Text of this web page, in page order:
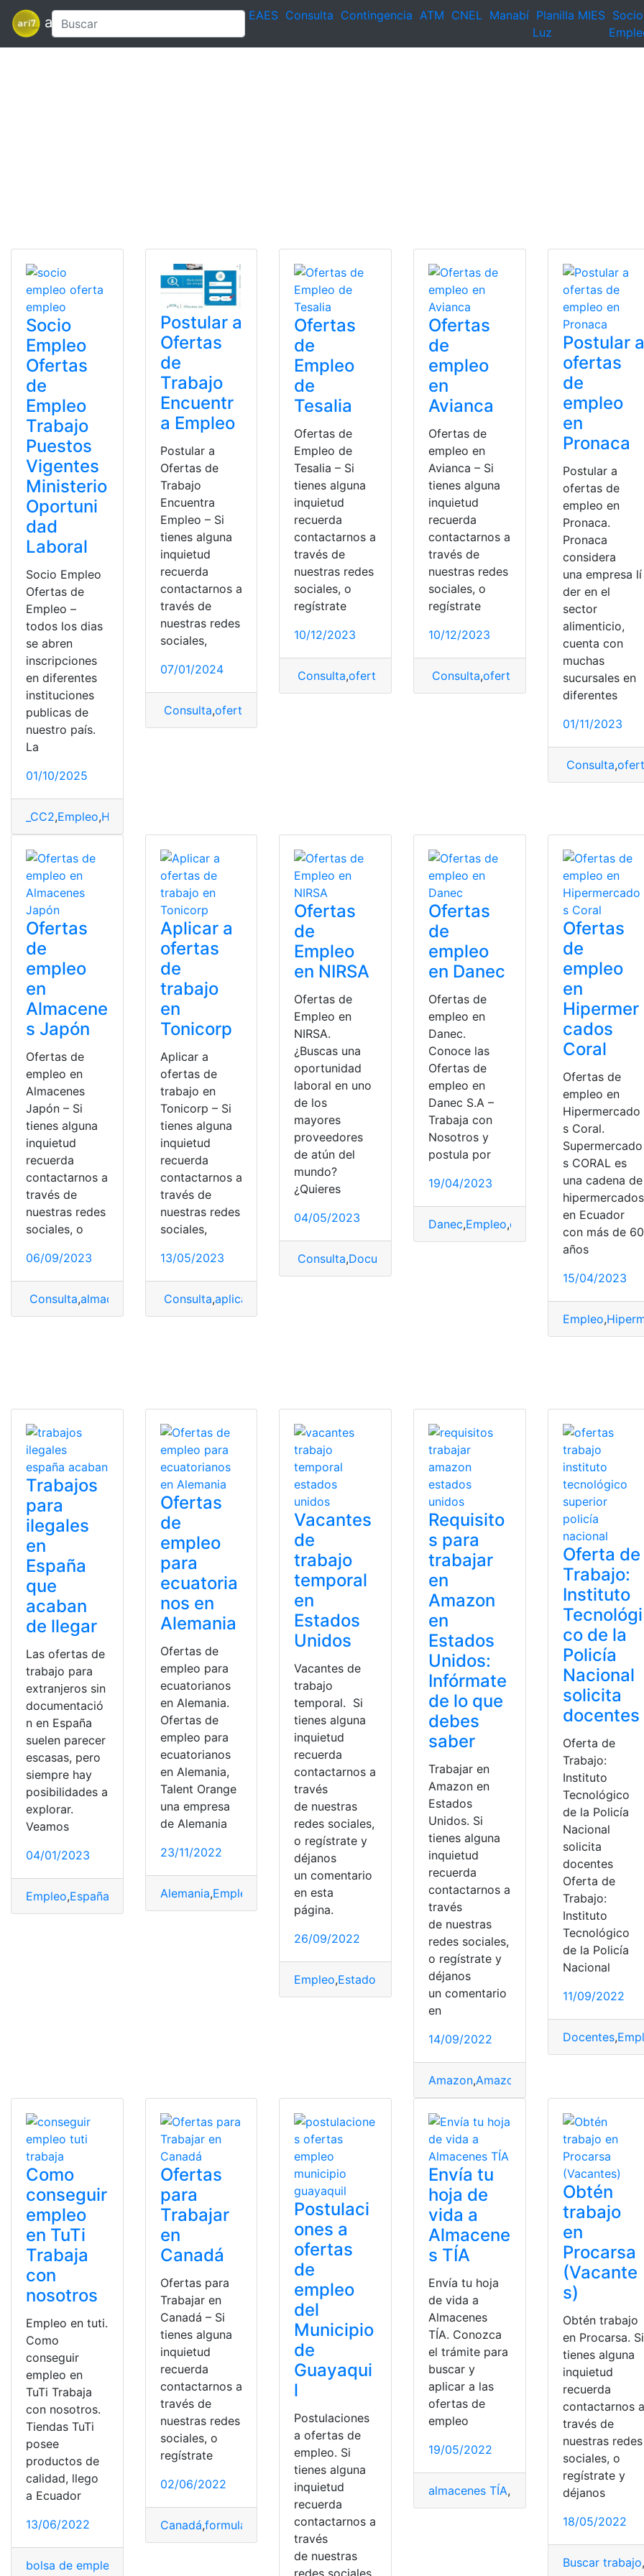
ari7 EAES Consulta Contingencia ATM CNEL Manabí Planilla
Luz
MIES Socio
Socio
Empleo
Ofertas
de
Empleo
Trabajo
Puestos
Vigentes
Ministerio
Oportuni
dad
Laboral
Socio Empleo
Ofertas de
Empleo –
todos los dias
se abren
inscripciones
en diferentes
instituciones
publicas de
nuestro país.
La
01/10/2025
_CC2,Empleo,Herramientas Ecuador
Postular a
Ofertas
de
Trabajo
Encuentr
a Empleo
Postular a
Ofertas de
Trabajo
Encuentra
Empleo – Si
tienes alguna
inquietud
recuerda
contactarnos a
través de
nuestras redes
sociales,
07/01/2024
Consulta,ofertas
Ofertas
de
Empleo
de
Tesalia
Ofertas de
Empleo de
Tesalia – Si
tienes alguna
inquietud
recuerda
contactarnos a
través de
nuestras redes
sociales, o
regístrate
10/12/2023
Consulta,ofertas ofertas de empleo
Ofertas
de
empleo
en
Avianca
Ofertas de
empleo en
Avianca – Si
tienes alguna
inquietud
recuerda
contactarnos a
través de
nuestras redes
sociales, o
regístrate
10/12/2023
Consulta,ofertas ofertas de empleo
Postular a
ofertas
de
empleo
en
Pronaca
Postular a
ofertas de
empleo en
Pronaca.
Pronaca
considera
una empresa lí
der en el
sector
alimenticio,
cuenta con
muchas
sucursales en
diferentes
01/11/2023
Consulta,
Ofertas
de
empleo
en
Almacene
s Japón
Ofertas de
empleo en
Almacenes
Japón – Si
tienes alguna
inquietud
recuerda
contactarnos a
través de
nuestras redes
sociales, o
06/09/2023
Consulta,almacenes ofertas,ofertas de empleo
Aplicar a
ofertas
de
trabajo
en
Tonicorp
Aplicar a
ofertas de
trabajo en
Tonicorp – Si
tienes alguna
inquietud
recuerda
contactarnos a
través de
nuestras redes
sociales,
13/05/2023
Consulta,aplicar ofertas de empleo,
Ofertas
de
Empleo
en NIRSA
Ofertas de
Empleo en
NIRSA.
¿Buscas una
oportunidad
laboral en uno
de los
mayores
proveedores
de atún del
mundo?
¿Quieres
04/05/2023
Consulta,Documentos oferta de empleo
Ofertas
de
empleo
en Danec
Ofertas de
empleo en
Danec.
Conoce las
Ofertas de
empleo en
Danec S.A –
Trabaja con
Nosotros y
postula por
19/04/2023
Danec,Empleo,ofertas ofertas de
Ofertas
de
empleo
en
Hipermer
cados
Coral
Ofertas de
empleo en
Hipermercado
s Coral.
Supermercado
s CORAL es
una cadena de
hipermercados
en Ecuador
con más de 60
años
15/04/2023
Empleo,
Trabajos
para
ilegales
en
España
que
acaban
de llegar
Las ofertas de
trabajo para
extranjeros sin
documentació
n en España
suelen parecer
escasas, pero
siempre hay
posibilidades a
explorar.
Veamos
04/01/2023
Empleo,España ofertas de empleo,Ofertas de Trabajo,vacantes
Ofertas
de
empleo
para
ecuatoria
nos en
Alemania
Ofertas de
empleo para
ecuatorianos
en Alemania.
Ofertas de
empleo para
ecuatorianos
en Alemania,
Talent Orange
una empresa
de Alemania
23/11/2022
Alemania,Empleo ,oferta de empleo ofertas,ofertas de empleo Ofertas de Trabajo
Vacantes
de
trabajo
temporal
en
Estados
Unidos
Vacantes de
trabajo
temporal. Si
tienes alguna
inquietud
recuerda
contactarnos a
través
de nuestras
redes sociales,
o regístrate y
déjanos
un comentario
en esta
página.
26/09/2022
Empleo,Estados Unidos Ministerio de trabajo
Requisito
s para
trabajar
en
Amazon
en
Estados
Unidos:
Infórmate
de lo que
debes
saber
Trabajar en
Amazon en
Estados
Unidos. Si
tienes alguna
inquietud
recuerda
contactarnos a
través
de nuestras
redes sociales,
o regístrate y
déjanos
un comentario
en
14/09/2022
Amazon,Amazon Prime
Oferta de
Trabajo:
Instituto
Tecnológi
co de la
Policía
Nacional
solicita
docentes
Oferta de
Trabajo:
Instituto
Tecnológico
de la Policía
Nacional
solicita
docentes
Oferta de
Trabajo:
Instituto
Tecnológico
de la Policía
Nacional
11/09/2022
Docentes,
Como
conseguir
empleo
en TuTi
Trabaja
con
nosotros
Empleo en tuti.
Como
conseguir
empleo en
TuTi Trabaja
con nosotros.
Tiendas TuTi
posee
productos de
calidad, llego
a Ecuador
13/06/2022
bolsa de empleo empleo joven ofertas de empleo
Ofertas
para
Trabajar
en
Canadá
Ofertas para
Trabajar en
Canadá – Si
tienes alguna
inquietud
recuerda
contactarnos a
través de
nuestras redes
sociales, o
regístrate
02/06/2022
Canadá,formulario Eta Canadá,ofertas de empleo proceso creativo,viajar a
Postulaci
ones a
ofertas
de
empleo
del
Municipio
de
Guayaqui
l
Postulaciones
a ofertas de
empleo. Si
tienes alguna
inquietud
recuerda
contactarnos a
través
de nuestras
redes sociales,
Envía tu
hoja de
vida a
Almacene
s TÍA
Envía tu hoja
de vida a
Almacenes
TÍA. Conozca
el trámite para
buscar y
aplicar a las
ofertas de
empleo
19/05/2022
almacenes TÍA, hoja de vida
Obtén
trabajo
en
Procarsa
(Vacante
s)
Obtén trabajo
en Procarsa. Si
tienes alguna
inquietud
recuerda
contactarnos a
través de
nuestras redes
sociales, o
regístrate y
déjanos
18/05/2022
Buscar trabajo,